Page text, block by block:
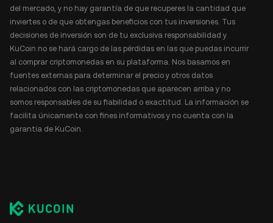
del mercado, y no hay garantía de que recuperes la cantidad que
inviertes o de que obtengas beneficios con tus inversiones. Tus
decisiones de inversión son de tu exclusiva responsabilidad y
KuCoin no se hará cargo de las pérdidas en las que puedas incurrir
al comprar criptomonedas en su plataforma. Nos basamos en
fuentes externas para determinar el precio y otros datos
relacionados con las criptomonedas que aparecen arriba y no
somos responsables de su fiabilidad o exactitud. La información se
facilita únicamente con fines informativos y no cuenta con la
garantía de KuCoin.